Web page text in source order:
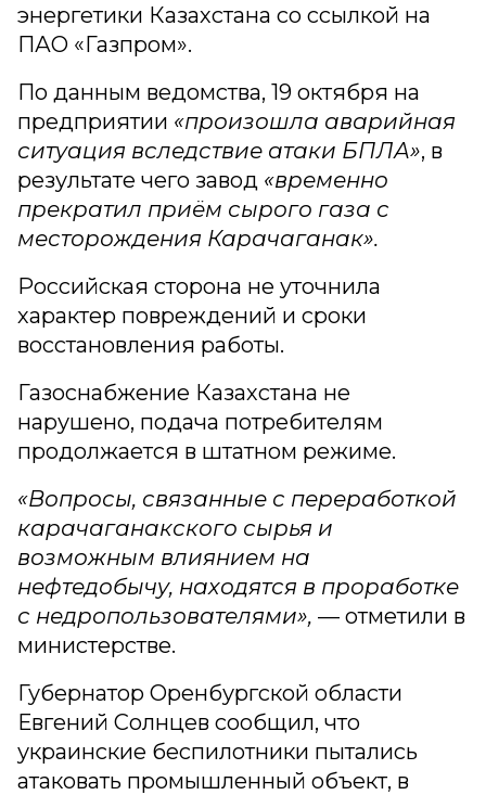
энергетики Казахстана со ссылкой на
ПАО «Газпром».
По данным ведомства, 19 октября на
предприятии «произошла аварийная
ситуация вследствие атаки БПЛА», в
результате чего завод «временно
прекратил приём сырого газа с
месторождения Карачаганак».
Российская сторона не уточнила
характер повреждений и сроки
восстановления работы.
Газоснабжение Казахстана не
нарушено, подача потребителям
продолжается в штатном режиме.
«Вопросы, связанные с переработкой
карачаганакского сырья и
возможным влиянием на
нефтедобычу, находятся в проработке
с недропользователями», — отметили в
министерстве.
Губернатор Оренбургской области
Евгений Солнцев сообщил, что
украинские беспилотники пытались
атаковать промышленный объект, в